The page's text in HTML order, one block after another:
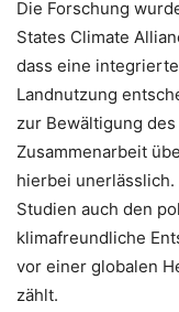
Die Forschung
States Climate
dass eine
Landnutzung
zur Bewältigung
Zusammenarbeit
hierbei
Studien auch den
klimafreundliche
vor einer globalen
zählt.